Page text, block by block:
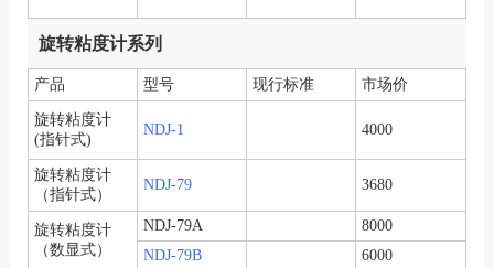
旋转粘度计系列
产品 型号 现行标准 市场价
旋转粘度计
(指针式)
NDJ-1 4000
旋转粘度计
（指针式）
NDJ-79 3680
旋转粘度计
（数显式）
NDJ-79A
8000
NDJ-79B
6000